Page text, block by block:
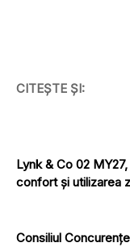
CITEȘTE ȘI:
Lynk & Co 02
confort și utilizarea
Consiliul